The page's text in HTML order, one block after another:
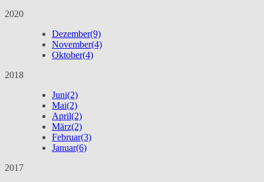
2020
Dezember(9)
November(4)
Oktober(4)
2018
Juni(2)
Mai(2)
April(2)
März(2)
Februar(3)
Januar(6)
2017